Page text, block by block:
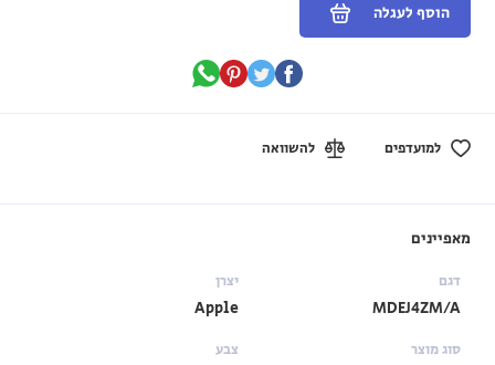
הוסף לעגלה
למועדפים להשוואה
מאפיינים
דגם
MDEJ4ZM/A
יצרן
Apple
סוג מוצר צבע